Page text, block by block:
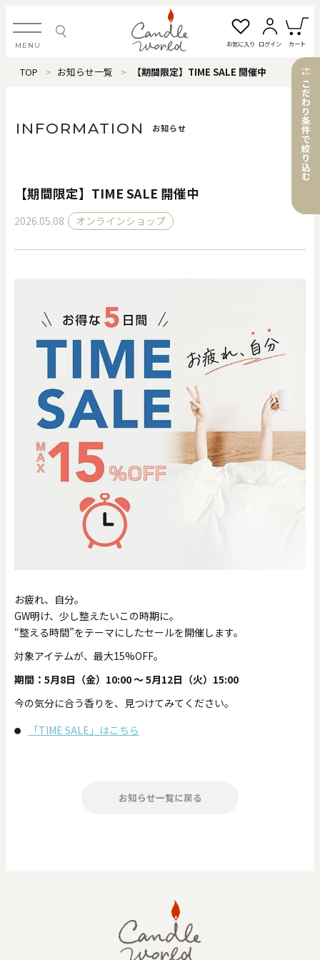
MENU お気に入り ログイン カート
ログイン・新規会員登録
すべてのアイテム
カテゴリから探す
価格で探す
円 ～
クリア
色で探す
お買い物ガイド
TOP お知らせ一覧 【期間限定】TIME SALE 開催中
INFORMATION お知らせ
【期間限定】TIME SALE 開催中
2026.05.08 オンラインショップ
お疲れ、自分。
GW明け、少し整えたいこの時期に。
“整える時間”をテーマにしたセールを開催します。
対象アイテムが、最大15%OFF。
期間：5月8日（金）10:00 ～ 5月12日（火）15:00
今の気分に合う香りを、見つけてみてください。
「TIME SALE」はこちら
お知らせ一覧に戻る
こ
だ
わ
り
条
件
で
絞
り
込
む